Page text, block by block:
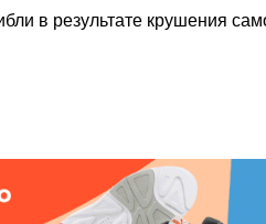
в результате крушения